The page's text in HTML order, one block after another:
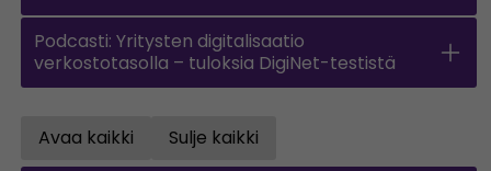
Podcasti: Yritysten digitalisaatio
verkostotasolla – tuloksia DigiNet-testistä
Avaa kaikki
Open all accordions
Sulje kaikki